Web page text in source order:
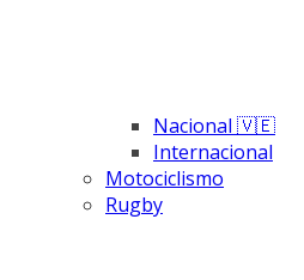
Nacional 🇻🇪
Internacional
Motociclismo
Rugby